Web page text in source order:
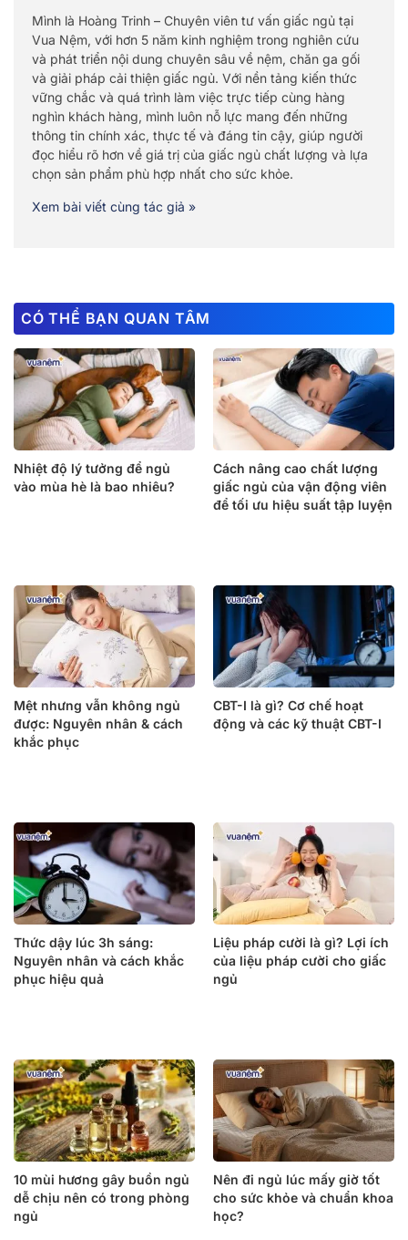
Mình là Hoàng Trinh – Chuyên viên tư vấn giấc ngủ tại
Vua Nệm, với hơn 5 năm kinh nghiệm trong nghiên cứu
và phát triển nội dung chuyên sâu về nệm, chăn ga gối
và giải pháp cải thiện giấc ngủ. Với nền tảng kiến thức
vững chắc và quá trình làm việc trực tiếp cùng hàng
nghìn khách hàng, mình luôn nỗ lực mang đến những
thông tin chính xác, thực tế và đáng tin cậy, giúp người
đọc hiểu rõ hơn về giá trị của giấc ngủ chất lượng và lựa
chọn sản phẩm phù hợp nhất cho sức khỏe.
Xem bài viết cùng tác giả »
CÓ THỂ BẠN QUAN TÂM
Nhiệt độ lý tưởng để ngủ
vào mùa hè là bao nhiêu?
Cách nâng cao chất lượng
giấc ngủ của vận động viên
để tối ưu hiệu suất tập luyện
Mệt nhưng vẫn không ngủ
được: Nguyên nhân & cách
khắc phục
CBT-I là gì? Cơ chế hoạt
động và các kỹ thuật CBT-I
Thức dậy lúc 3h sáng:
Nguyên nhân và cách khắc
phục hiệu quả
Liệu pháp cười là gì? Lợi ích
của liệu pháp cười cho giấc
ngủ
10 mùi hương gây buồn ngủ
dễ chịu nên có trong phòng
ngủ
Nên đi ngủ lúc mấy giờ tốt
cho sức khỏe và chuẩn khoa
học?